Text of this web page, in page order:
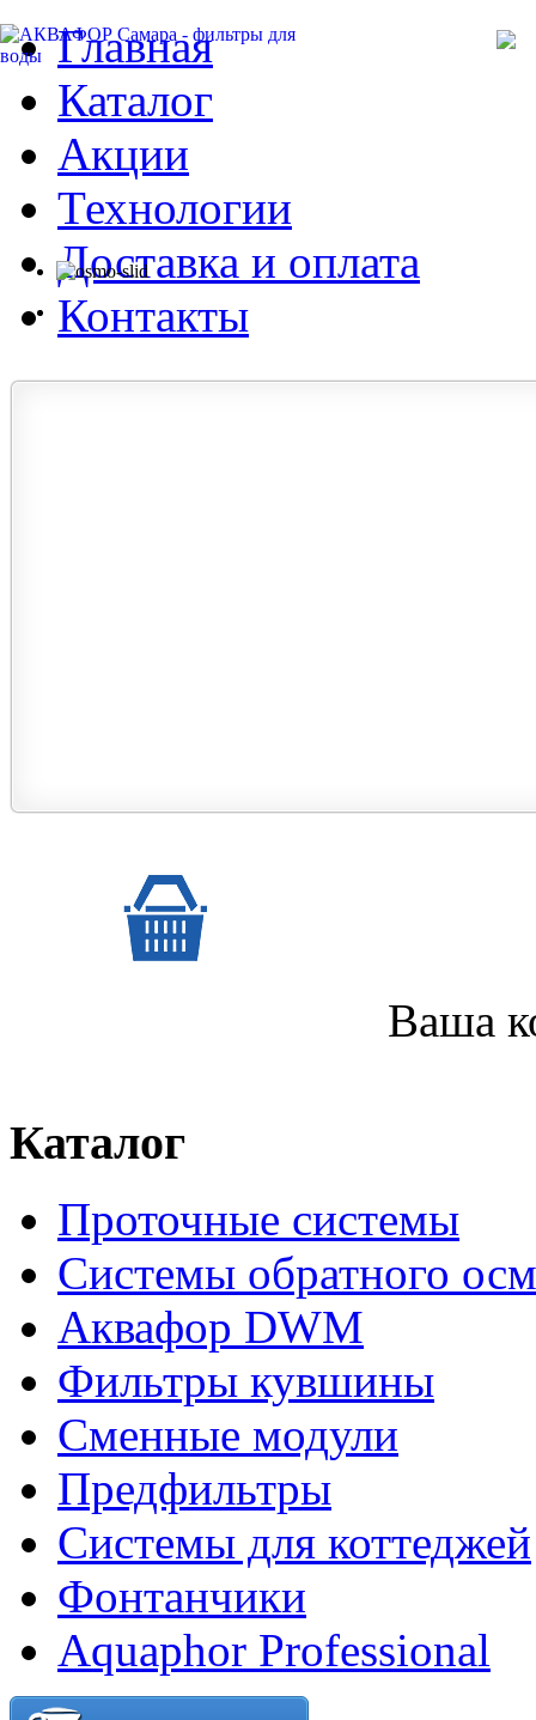
Главная
Каталог
Акции
Технологии
Доставка и оплата
Контакты
Ваша
Каталог
Проточные системы
Системы обратного
Аквафор DWM
Фильтры кувшины
Сменные модули
Предфильтры
Системы для коттеджей
Фонтанчики
Aquaphor Professional